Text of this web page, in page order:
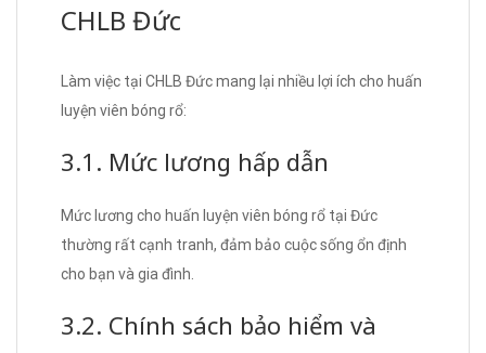
CHLB Đức
Làm việc tại CHLB Đức mang lại nhiều lợi ích cho huấn
luyện viên bóng rổ:
3.1. Mức lương hấp dẫn
Mức lương cho huấn luyện viên bóng rổ tại Đức
thường rất cạnh tranh, đảm bảo cuộc sống ổn định
cho bạn và gia đình.
3.2. Chính sách bảo hiểm và